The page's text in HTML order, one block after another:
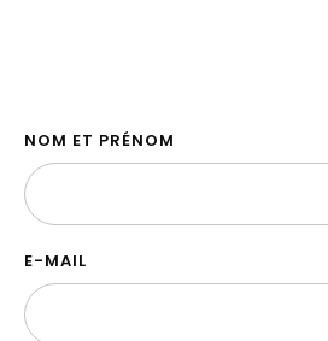
NOM ET PRÉNOM
E-MAIL